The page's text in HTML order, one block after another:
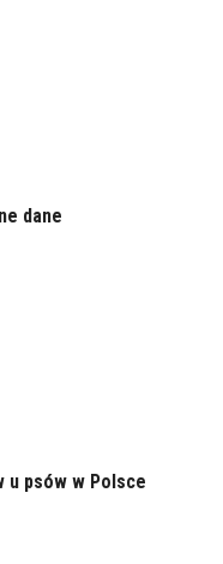
dane
u psów w Polsce